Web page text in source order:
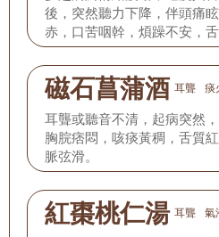
後，突然聽力下降，伴頭痛
赤，口苦咽幹，煩躁不安，
黃，脈弦數。
磁石菖蒲酒 耳聾 痰
耳聾或聽音不清，起病突然
胸脘痞悶，咳痰黃稠，舌質
脈弦滑。
紅棗桃仁湯 耳聾 氣